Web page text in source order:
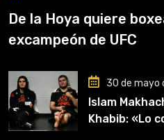
De la Hoya quiere
excampeón de UFC
30 de mayo
Islam
Khabib: «Lo